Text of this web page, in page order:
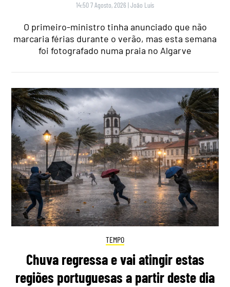
14:50 7 Agosto, 2026 |João Luís
O primeiro-ministro tinha anunciado que não
marcaria férias durante o verão, mas esta semana
foi fotografado numa praia no Algarve
TEMPO
Chuva regressa e vai atingir estas
regiões portuguesas a partir deste dia